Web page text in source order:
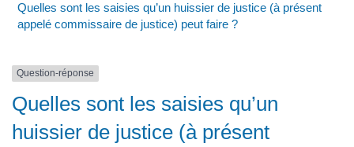
Quelles sont les saisies qu’un huissier de justice (à présent
appelé commissaire de justice) peut faire ?
Question-réponse
Quelles sont les saisies qu’un
huissier de justice (à présent